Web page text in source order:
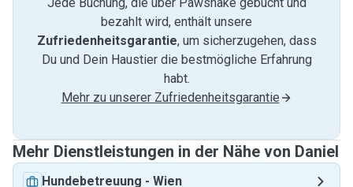
bezahlt wird, enthält unsere
Zufriedenheitsgarantie, um sicherzugehen, dass
Du und Dein Haustier die bestmögliche Erfahrung
habt.
Mehr zu unserer Zufriedenheitsgarantie
Mehr Dienstleistungen in der Nähe von Daniel
Hundebetreuung - Wien